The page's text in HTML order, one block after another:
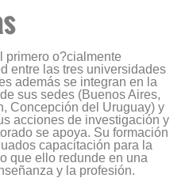
primero o?cialmente
entre las tres universidades
además se integran en la
sus sedes (Buenos Aires,
Concepción del Uruguay) y
acciones de investigación y
se apoya. Su formación
capacitación para la
que ello redunde en una
y la profesión.